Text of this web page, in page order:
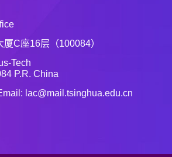
C座16层（100084）
Tech
P.R. China
lac@mail.tsinghua.edu.cn